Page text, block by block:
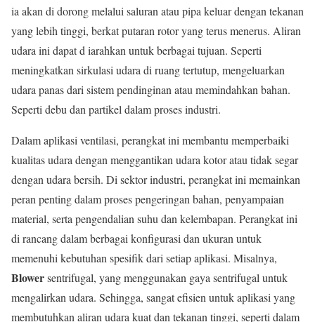
ia akan di dorong melalui saluran atau pipa keluar dengan tekanan
yang lebih tinggi, berkat putaran rotor yang terus menerus. Aliran
udara ini dapat d iarahkan untuk berbagai tujuan. Seperti
meningkatkan sirkulasi udara di ruang tertutup, mengeluarkan
udara panas dari sistem pendinginan atau memindahkan bahan.
Seperti debu dan partikel dalam proses industri.
Dalam aplikasi ventilasi, perangkat ini membantu memperbaiki
kualitas udara dengan menggantikan udara kotor atau tidak segar
dengan udara bersih. Di sektor industri, perangkat ini memainkan
peran penting dalam proses pengeringan bahan, penyampaian
material, serta pengendalian suhu dan kelembapan. Perangkat ini
di rancang dalam berbagai konfigurasi dan ukuran untuk
memenuhi kebutuhan spesifik dari setiap aplikasi. Misalnya,
Blowersentrifugal, yang menggunakan gaya sentrifugal untuk
mengalirkan udara. Sehingga, sangat efisien untuk aplikasi yang
membutuhkan aliran udara kuat dan tekanan tinggi, seperti dalam